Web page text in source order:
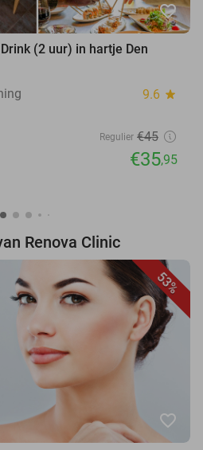
favorite_border
(2 uur) in hartje Den
9.6 star
Regulier €45
€35,95
Renova Clinic
53%
favorite_border